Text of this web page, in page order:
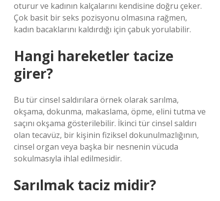
oturur ve kadının kalçalarını kendisine doğru çeker.
Çok basit bir seks pozisyonu olmasına rağmen,
kadın bacaklarını kaldırdığı için çabuk yorulabilir.
Hangi hareketler tacize
girer?
Bu tür cinsel saldırılara örnek olarak sarılma,
okşama, dokunma, makaslama, öpme, elini tutma ve
saçını okşama gösterilebilir. İkinci tür cinsel saldırı
olan tecavüz, bir kişinin fiziksel dokunulmazlığının,
cinsel organ veya başka bir nesnenin vücuda
sokulmasıyla ihlal edilmesidir.
Sarılmak taciz midir?